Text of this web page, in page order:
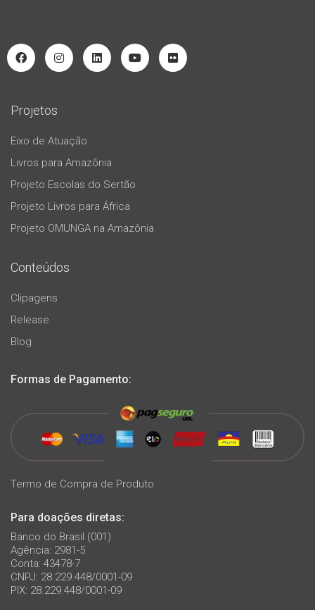
Projetos
Eixo de Atuação
Livros para Amazônia
Projeto Escolas do Sertão
Projeto Livros para África
Projeto OMUNGA na Amazônia
Conteúdos
Clipagens
Release
Blog
Formas de Pagamento:
Termo de Compra de Produto
Para doações diretas:
Banco do Brasil (001)
Agência: 2981-5
Conta: 43478-7
CNPJ: 28.229.448/0001-09
PIX: 28.229.448/0001-09